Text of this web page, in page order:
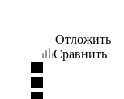
Отложить
Сравнить